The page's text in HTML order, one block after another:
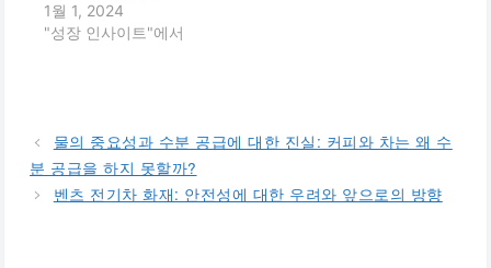
1월 1, 2024
"성장 인사이트"에서
물의 중요성과 수분 공급에 대한 진실: 커피와 차는 왜 수
분 공급을 하지 못할까?
벤츠 전기차 화재: 안전성에 대한 우려와 앞으로의 방향